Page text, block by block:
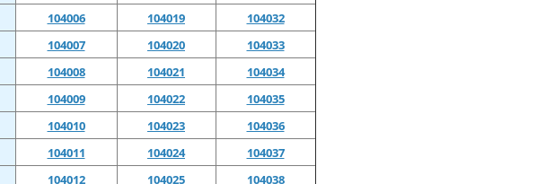
104006 104019
104032
104007 104020
104033
104008 104021
104034
104009 104022
104035
104010 104023
104036
104011 104024
104037
104012 104025
104038